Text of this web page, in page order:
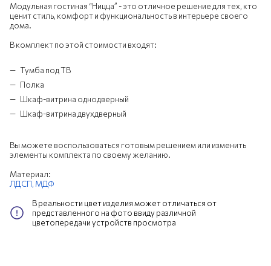
Модульная гостиная “Ницца” - это отличное решение для тех, кто
ценит стиль, комфорт и функциональность в интерьере своего
дома.
В комплект по этой стоимости входят:
Тумба под ТВ
Полка
Шкаф-витрина однодверный
Шкаф-витрина двухдверный
Вы можете воспользоваться готовым решением или изменить
элементы комплекта по своему желанию.
Материал:
ЛДСП, МДФ
В реальности цвет изделия может отличаться от
представленного на фото ввиду различной
цветопередачи устройств просмотра